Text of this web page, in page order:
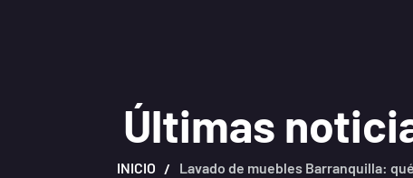
INICIO Lavado de muebles Barranquilla:
Últimas